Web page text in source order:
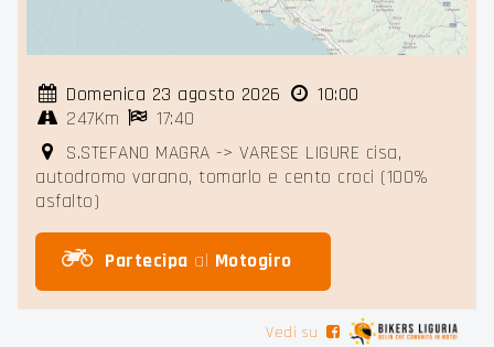
Domenica 23 agosto 2026
10:00
247Km
17:40
S.STEFANO MAGRA -> VARESE LIGURE cisa,
autodromo varano, tomarlo e cento croci (100%
asfalto)
Partecipa al Motogiro
Vedi su